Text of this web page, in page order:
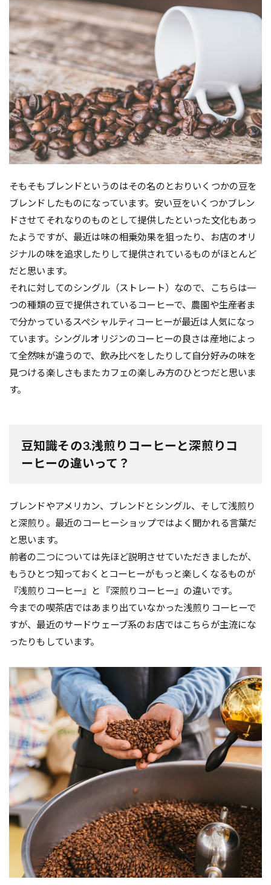
そもそもブレンドというのはその名のとおりいくつかの豆を
ブレンドしたものになっています。安い豆をいくつかブレン
ドさせてそれなりのものとして提供したといった文化もあっ
たようですが、最近は味の相乗効果を狙ったり、お店のオリ
ジナルの味を追求したりして提供されているものがほとんど
だと思います。
それに対してのシングル（ストレート）なので、こちらは一
つの種類の豆で提供されているコーヒーで、農園や生産者ま
で分かっているスペシャルティコーヒーが最近は人気になっ
ています。シングルオリジンのコーヒーの良さは産地によっ
て全然味が違うので、飲み比べをしたりして自分好みの味を
見つける楽しさもまたカフェの楽しみ方のひとつだと思いま
す。
豆知識その3.浅煎りコーヒーと深煎りコ
ーヒーの違いって？
ブレンドやアメリカン、ブレンドとシングル、そして浅煎り
と深煎り。最近のコーヒーショップではよく聞かれる言葉だ
と思います。
前者の二つについては先ほど説明させていただきましたが、
もうひとつ知っておくとコーヒーがもっと楽しくなるものが
『浅煎りコーヒー』と『深煎りコーヒー』の違いです。
今までの喫茶店ではあまり出ていなかった浅煎りコーヒーで
すが、最近のサードウェーブ系のお店ではこちらが主流にな
ったりもしています。